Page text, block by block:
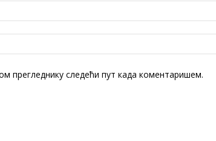
прегледнику следећи пут када коментаришем.